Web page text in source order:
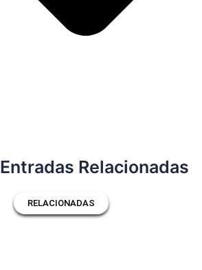
Entradas Relacionadas
RELACIONADAS